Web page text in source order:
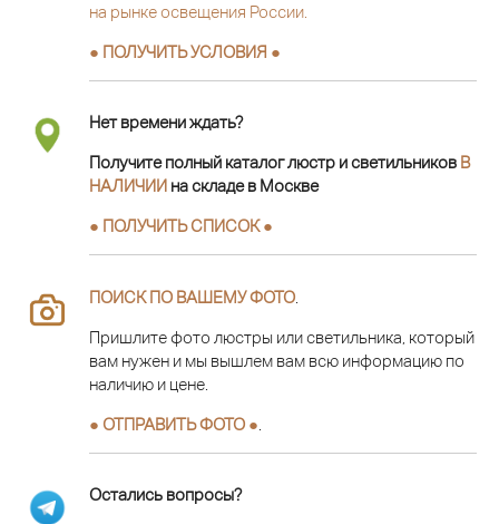
на рынке освещения России.
● ПОЛУЧИТЬ УСЛОВИЯ ●
Нет времени ждать?
Получите полный каталог люстр и светильников В
НАЛИЧИИ на складе в Москве
● ПОЛУЧИТЬ СПИСОК ●
ПОИСК ПО ВАШЕМУ ФОТО
Пришлите фото люстры или светильника, который
вам нужен и мы вышлем вам всю информацию по
наличию и цене.
● ОТПРАВИТЬ ФОТО ●
Остались вопросы?